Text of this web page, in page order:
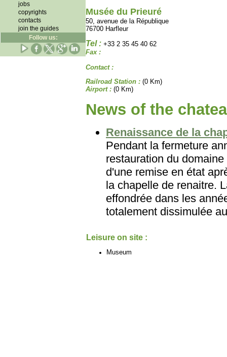
jobs
copyrights
contacts
join the guides
Follow us:
Musée du Prieuré
50, avenue de la République
76700 Harfleur
Tel : +33 2 35 45 40 62
Fax :
Contact :
Railroad Station : (0 Km)
Airport : (0 Km)
News of the
Renaissance de la
Pendant la fermeture
restauration du
d'une remise en état
la chapelle de renaitre.
effondrée dans les
totalement dissimulée
Leisure on site :
Museum